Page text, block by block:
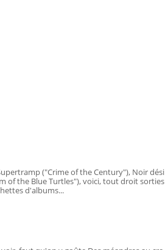
("Crime of the Century"), Noir dési
of the Blue Turtles"), voici, tout droit sorties
d'albums...